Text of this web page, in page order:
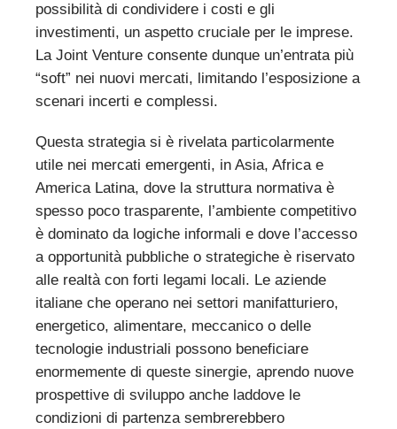
possibilità di condividere i costi e gli
investimenti, un aspetto cruciale per le imprese.
La Joint Venture consente dunque un’entrata più
“soft” nei nuovi mercati, limitando l’esposizione a
scenari incerti e complessi.
Questa strategia si è rivelata particolarmente
utile nei mercati emergenti, in Asia, Africa e
America Latina, dove la struttura normativa è
spesso poco trasparente, l’ambiente competitivo
è dominato da logiche informali e dove l’accesso
a opportunità pubbliche o strategiche è riservato
alle realtà con forti legami locali. Le aziende
italiane che operano nei settori manifatturiero,
energetico, alimentare, meccanico o delle
tecnologie industriali possono beneficiare
enormemente di queste sinergie, aprendo nuove
prospettive di sviluppo anche laddove le
condizioni di partenza sembrerebbero